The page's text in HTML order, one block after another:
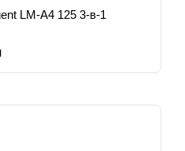
LM-A4 125 3-в-1